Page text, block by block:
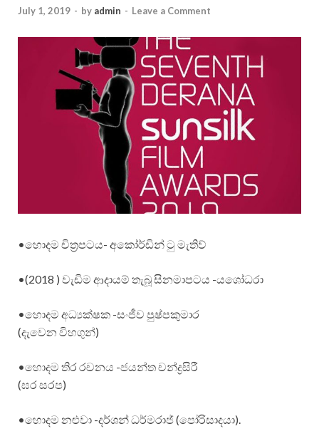
July 1, 2019 - by admin - Leave a Comment
•හොදම චිත්‍රපටය- අකෝර්ඩින් ටු මැතිව්
•(2018 ) වැඩිම ආදායම් තැබූ සිනමාපටය -යශෝධරා
•හොදම අධ්‍යක්ෂක -සංජීව පුෂ්පකුමාර
(දැවෙන විහගුන්)
•හොදම තිර රචනය -ජයන්ත චන්ද්‍රසිරී
(ඝර සරප)
•හොදම නළුවා -දර්ශන් ධර්මරාජ් (පෝරිසාදයා).